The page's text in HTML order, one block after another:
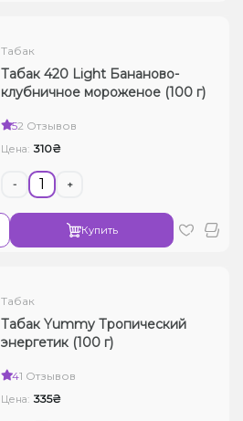
Табак
Табак 420 Light Бананово-
клубничное мороженое (100 г)
52 Отзывов
Цена: 310₴
- +
Купить
Табак
Табак Yummy Тропический
энергетик (100 г)
41 Отзывов
Цена: 335₴